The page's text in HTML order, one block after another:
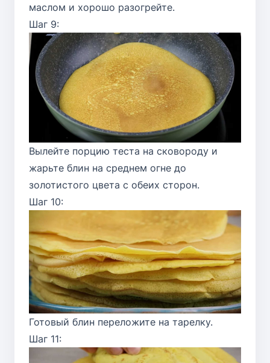
маслом и хорошо разогрейте.
Шаг 9:
Вылейте порцию теста на сковороду и
жарьте блин на среднем огне до
золотистого цвета с обеих сторон.
Шаг 10:
Готовый блин переложите на тарелку.
Шаг 11: